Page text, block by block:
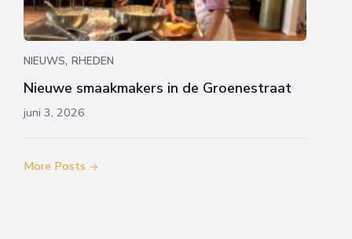
NIEUWS, RHEDEN
Nieuwe smaakmakers in de Groenestraat
juni 3, 2026
More Posts